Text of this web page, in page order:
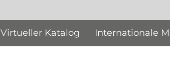
Virtueller Katalog Internationale